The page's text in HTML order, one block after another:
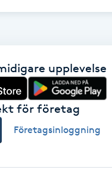
upplevelse
för företag
Företagsinloggning